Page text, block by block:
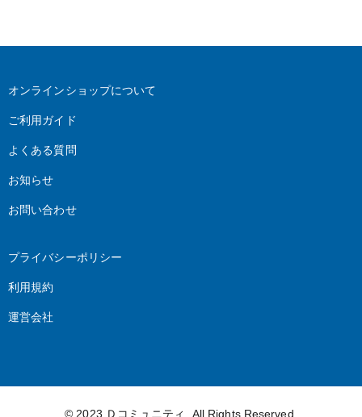
オンラインショップについて
ご利用ガイド
よくある質問
お知らせ
お問い合わせ
プライバシーポリシー
利用規約
運営会社
© 2023 Ｄコミュニティ . All Rights Reserved.